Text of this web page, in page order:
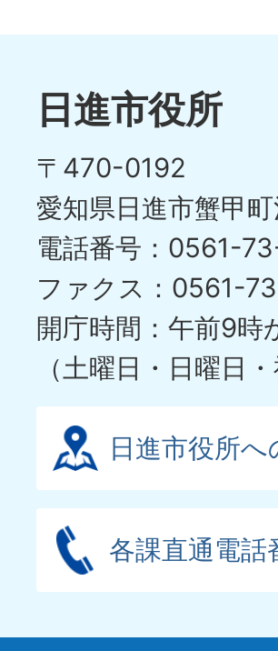
日進市役所
〒470-0192
愛知県日進市蟹甲
電話番号：0561-
ファクス：0561-
開庁時間：午前9時
（土曜日・日曜日
日進市役所へ
各課直通電話